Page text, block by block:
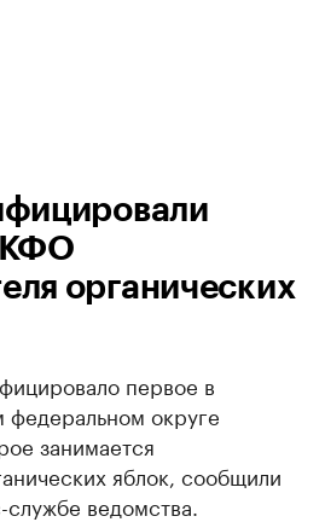
органических
первое в
федеральном округе
занимается
яблок, сообщили
ведомства.